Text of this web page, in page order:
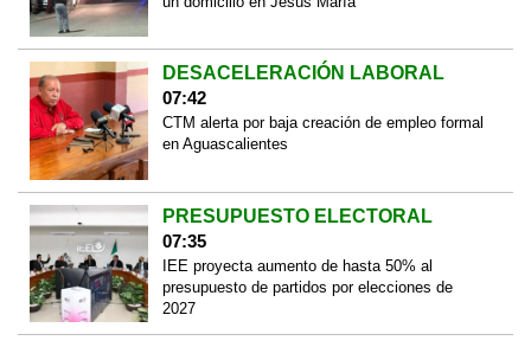
DESACELERACIÓN LABORAL
07:42
CTM alerta por baja creación de empleo formal
en Aguascalientes
PRESUPUESTO ELECTORAL
07:35
IEE proyecta aumento de hasta 50% al
presupuesto de partidos por elecciones de
2027